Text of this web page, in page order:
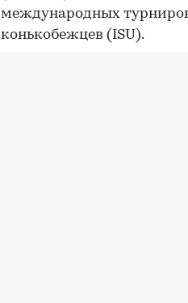
международных
конькобежцев (ISU).